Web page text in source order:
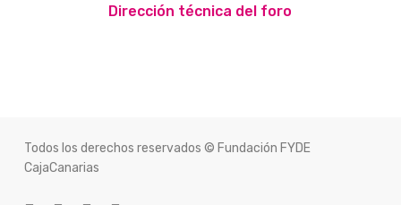
Dirección técnica del foro
Todos los derechos reservados © Fundación FYDE
CajaCanarias